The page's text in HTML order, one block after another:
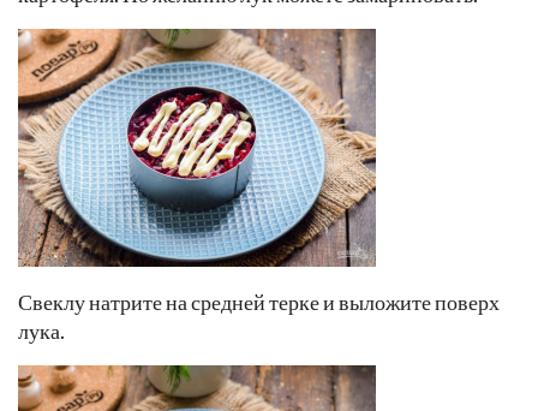
Свеклу натрите на средней терке и выложите поверх
лука.